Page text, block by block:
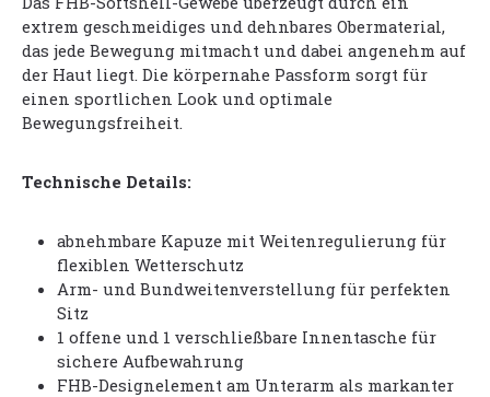
extrem geschmeidiges und dehnbares Obermaterial,
das jede Bewegung mitmacht und dabei angenehm auf
der Haut liegt. Die körpernahe Passform sorgt für
einen sportlichen Look und optimale
Bewegungsfreiheit.
Technische Details:
abnehmbare Kapuze mit Weitenregulierung für
flexiblen Wetterschutz
Arm- und Bundweitenverstellung für perfekten
Sitz
1 offene und 1 verschließbare Innentasche für
sichere Aufbewahrung
FHB-Designelement am Unterarm als markanter